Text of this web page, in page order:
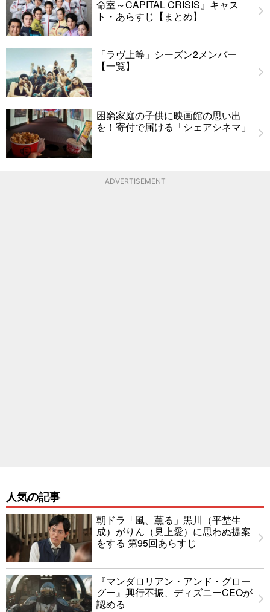
命室～CAPITAL CRISIS』キャス
ト・あらすじ【まとめ】
「ラヴ上等」シーズン2メンバー
【一覧】
困窮家庭の子供に映画館の思い出
を！寄付で届ける「シェアシネマ」
ADVERTISEMENT
人気の記事
朝ドラ「風、薫る」黒川（平埜生
成）がりん（見上愛）に思わぬ提案
をする 第95回あらすじ
『マンダロリアン・アンド・グロー
グー』興行不振、ディズニーCEOが
認める